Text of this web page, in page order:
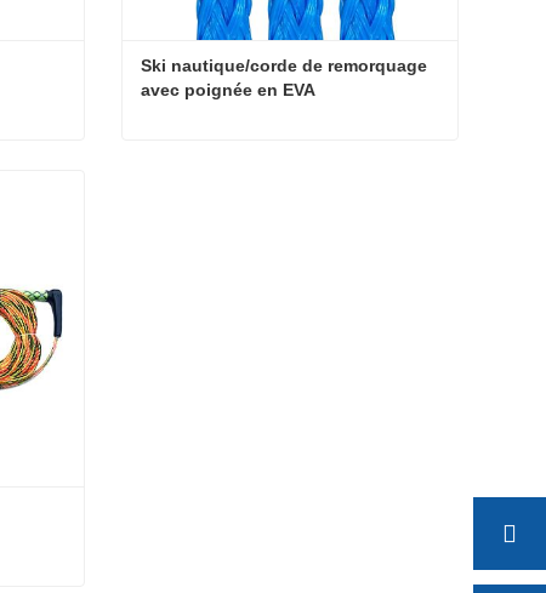
Ski nautique/corde de remorquage
avec poignée en EVA